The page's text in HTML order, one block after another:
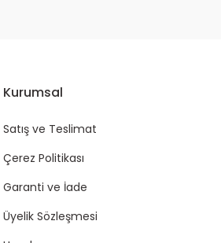
Kurumsal
Satış ve Teslimat
Çerez Politikası
Garanti ve İade
Üyelik Sözleşmesi